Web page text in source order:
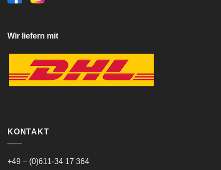
Wir liefern mit
KONTAKT
+49 – (0)611-34 17 364